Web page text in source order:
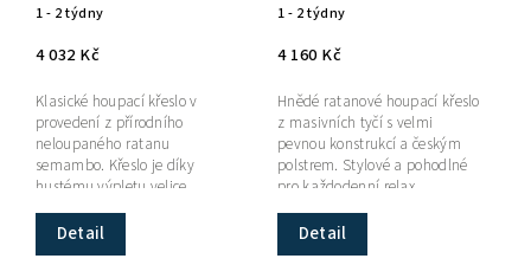
1 - 2 týdny
4 032 Kč
Detail
Klasické houpací křeslo v
provedení z přírodního
neloupaného ratanu
semambo. Křeslo je díky
hustému výpletu velice
možnost zakoupit toto křeslo...
1 - 2 týdny
4 160 Kč
Detail
Hnědé ratanové houpací křeslo
z masivních tyčí s velmi
pevnou konstrukcí a českým
polstrem. Stylové a pohodlné
pro každodenní relax.